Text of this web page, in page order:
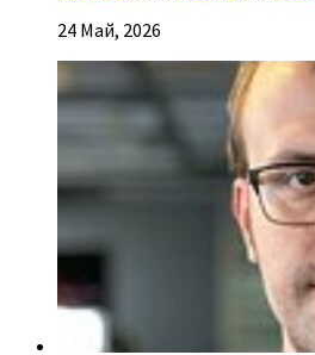
24 Май, 2026